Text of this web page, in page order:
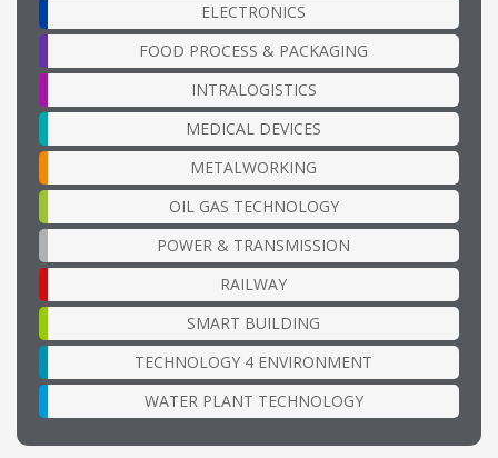
ELECTRONICS
FOOD PROCESS & PACKAGING
INTRALOGISTICS
MEDICAL DEVICES
METALWORKING
OIL GAS TECHNOLOGY
POWER & TRANSMISSION
RAILWAY
SMART BUILDING
TECHNOLOGY 4 ENVIRONMENT
WATER PLANT TECHNOLOGY